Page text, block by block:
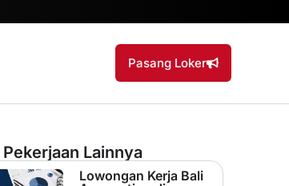
Pasang Loker
Lainnya
Lowongan Kerja Bali